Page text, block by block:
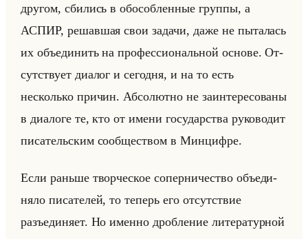
дру­гом, сби­лись в обособ­лен­ные груп­пы, а
АСПИР, ре­шав­шая свои за­да­чи, даже не пы­та­лась
их объеди­нить на про­фес­си­ональной ос­но­ве. От­
сут­ству­ет диа­лог и се­год­ня, и на то есть
несколько при­чин. Аб­со­лют­но не за­ин­те­ре­со­ва­ны
в диа­ло­ге те, кто от имени го­су­дар­ства ру­ко­во­дит
пи­са­тельским со­об­ще­ством в Мин­циф­ре.
Если раньше твор­че­ское со­пер­ни­че­ство объеди­
ня­ло пи­са­те­лей, то те­перь его от­сут­ствие
разъеди­ня­ет. Но имен­но дроб­ле­ние ли­те­ра­тур­ной